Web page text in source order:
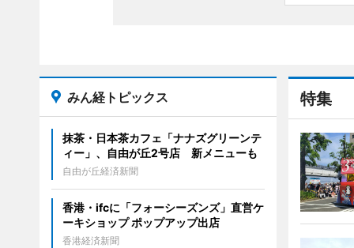
特集
みん経トピックス
抹茶・日本茶カフェ「ナナズグリーンテ
ィー」、自由が丘2号店 新メニューも
自由が丘経済新聞
香港・ifcに「フォーシーズンズ」直営ケ
ーキショップ ポップアップ出店
香港経済新聞